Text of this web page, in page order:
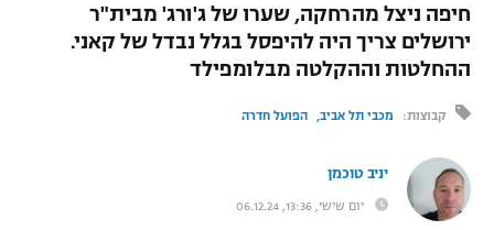
ברחבה
"מחצית בשכונה" – פודקאסט
מכבי נתניה
ליגה ברזילאית
ליגות נוספות
ספורט אולימפי
UFC
אופניים
חיפה ניצל מהרחקה, שערו של ג'ורג' מבית"ר
ירושלים צריך היה להיפסל בגלל נבדל של קאני.
ההחלטות וההקלטה מבלומפילד
קבוצות: מכבי תל אביב הפועל חדרה
יניב טוכמן
יום שישי, 13:36, 06.12.24